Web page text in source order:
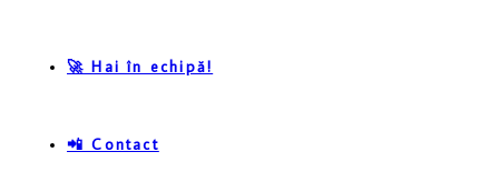
🚀 Hai în echipă!
📲 Contact